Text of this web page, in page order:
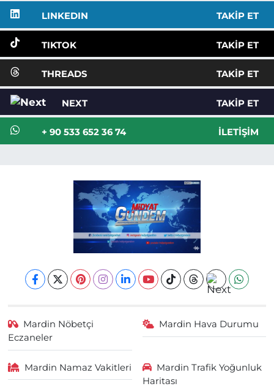
LINKEDIN TAKIP ET
TIKTOK TAKIP ET
THREADS TAKIP ET
NEXT TAKIP ET
+ 90 533 652 36 74 İLETIŞIM
Mardin Nöbetçi
Eczaneler
Mardin Hava Durumu
Mardin Namaz Vakitleri
Mardin Trafik Yoğunluk
Haritası